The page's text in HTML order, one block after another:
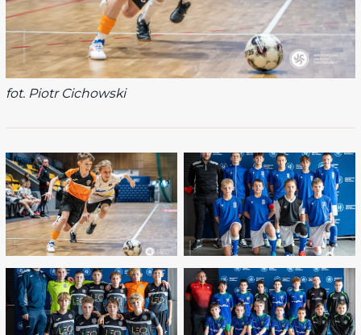
fot. Piotr Cichowski